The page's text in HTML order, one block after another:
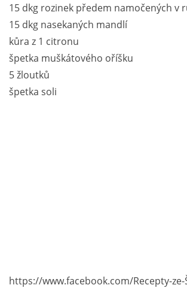
15 dkg rozinek předem namočených v
15 dkg nasekaných mandlí
kůra z 1 citronu
špetka muškátového oříšku
5 žloutků
špetka soli
https://www.facebook.com/Recepty-ze-